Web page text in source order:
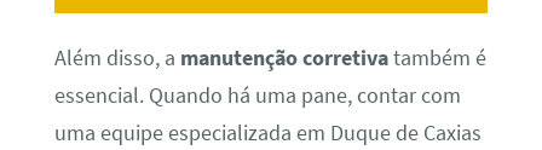
Além disso, a manutenção corretivatambém é
essencial. Quando há uma pane, contar com
uma equipe especializada em Duque de Caxias